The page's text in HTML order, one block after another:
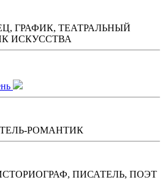
ГРАФИК, ТЕАТРАЛЬНЫЙ
ИСКУССТВА
РОМАНТИК
ПИСАТЕЛЬ, ПОЭТ